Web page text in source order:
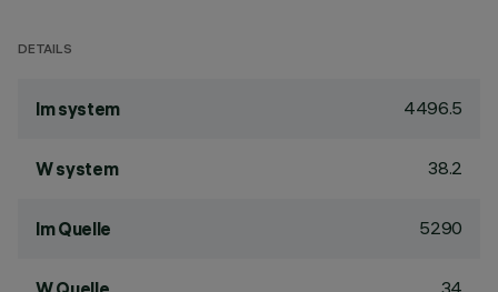
DETAILS
lm system 4496.5
W system 38.2
lm Quelle 5290
34